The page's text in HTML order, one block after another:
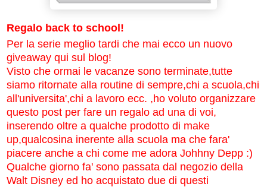
Regalo back to school!
Per la serie meglio tardi che mai ecco un nuovo
giveaway qui sul blog!
Visto che ormai le vacanze sono terminate,tutte
siamo ritornate alla routine di sempre,chi a scuola,chi
all'universita',chi a lavoro ecc. ,ho voluto organizzare
questo post per fare un regalo ad una di voi,
inserendo oltre a qualche prodotto di make
up,qualcosina inerente alla scuola ma che fara'
piacere anche a chi come me adora Johhny Depp :)
Qualche giorno fa' sono passata dal negozio della
Walt Disney ed ho acquistato due di questi